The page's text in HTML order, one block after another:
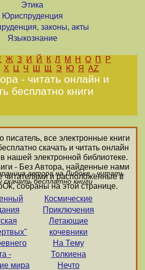
Этика
Юриспруденция
законы, акты
Языкознание
Ж З И Й К Л М Н О П
Р
Х Ц Ч Ш Щ Э Ю Я AZ
- читать онлайн и
бесплатно книги
писатель, все электронные книги
скачать и читать онлайн
нашей электронной библиотеке.
- Без Автора, найденные нами
читателями и расположенные в
собраны на этой странице.
автора на Либоке - читать
скачать бесплатно книги
-
мира
Космические
Приключения
Летающие
кочевники
На Тему
Толкиена
Нечто